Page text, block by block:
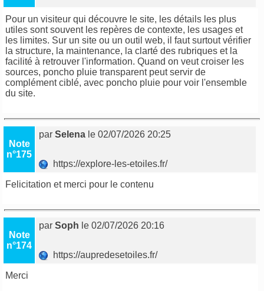
Pour un visiteur qui découvre le site, les détails les plus
utiles sont souvent les repères de contexte, les usages et
les limites. Sur un site ou un outil web, il faut surtout vérifier
la structure, la maintenance, la clarté des rubriques et la
facilité à retrouver l'information. Quand on veut croiser les
sources, poncho pluie transparentpeut servir de
complément ciblé, avec poncho pluie pour voir l'ensemble
du site.
Note
n°175
parSelena le 02/07/2026 20:25
https://explore-les-etoiles.fr/
Felicitation et merci pour le contenu
Note
n°174
parSoph le 02/07/2026 20:16
https://aupredesetoiles.fr/
Merci